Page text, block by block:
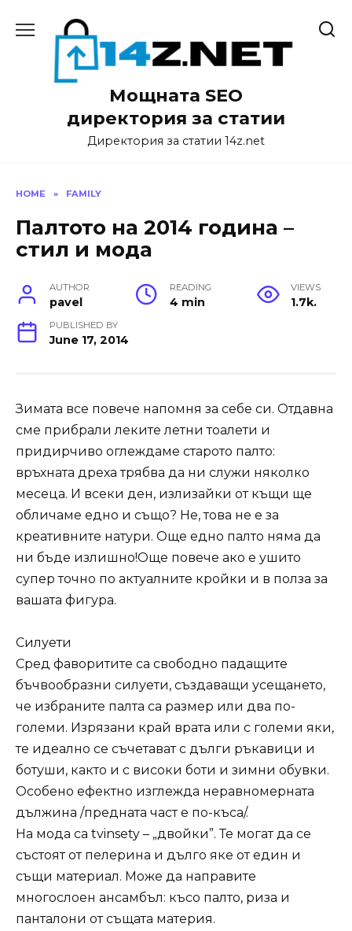
Мощната SEO
директория за статии
Директория за статии 14z.net
HOME » FAMILY
Палтото на 2014 година –
стил и мода
AUTHOR
pavel
READING
4 min
VIEWS
1.7k.
PUBLISHED BY
June 17, 2014
Зимата все повече напомня за себе си. Отдавна
сме прибрали леките летни тоалети и
придирчиво оглеждаме старото палто:
връхната дреха трябва да ни служи няколко
месеца. И всеки ден, излизайки от къщи ще
обличаме едно и също? Не, това не е за
креативните натури. Още едно палто няма да
ни бъде излишно!Още повече ако е ушито
супер точно по актуалните кройки и в полза за
вашата фигура.
Силуети
Сред фаворитите са свободно падащите
бъчвообразни силуети, създаващи усещането,
че избраните палта са размер или два по-
големи. Изрязани край врата или с големи яки,
те идеално се съчетават с дълги ръкавици и
ботуши, както и с високи боти и зимни обувки.
Особено ефектно изглежда неравномерната
дължина /предната част е по-къса/.
На мода са tvinsety – „двойки”. Те могат да се
състоят от пелерина и дълго яке от един и
същи материал. Може да направите
многослоен ансамбъл: късо палто, риза и
панталони от същата материя.